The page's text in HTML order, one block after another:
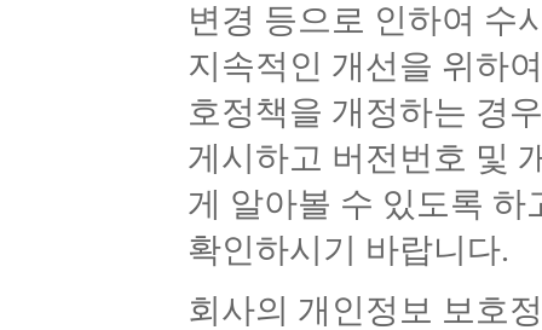
변경 등으로 인하여 수
지속적인 개선을 위하
호정책을 개정하는 경
게시하고 버전번호 및
게 알아볼 수 있도록
확인하시기 바랍니다.
회사의 개인정보 보호